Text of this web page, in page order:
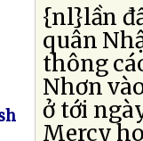
{nl}lần
quân
thông
Nhơn
ở tới
Mercy